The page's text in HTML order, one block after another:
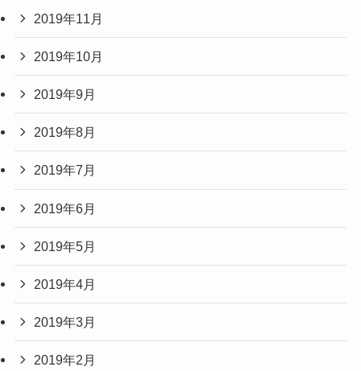
2019年11月
2019年10月
2019年9月
2019年8月
2019年7月
2019年6月
2019年5月
2019年4月
2019年3月
2019年2月